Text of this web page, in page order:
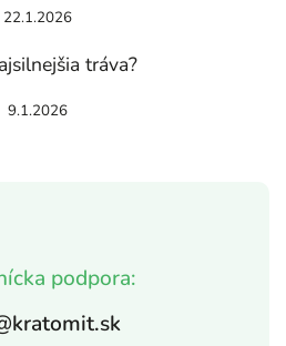
podpora:
22.1.2026
tráva?
9.1.2026